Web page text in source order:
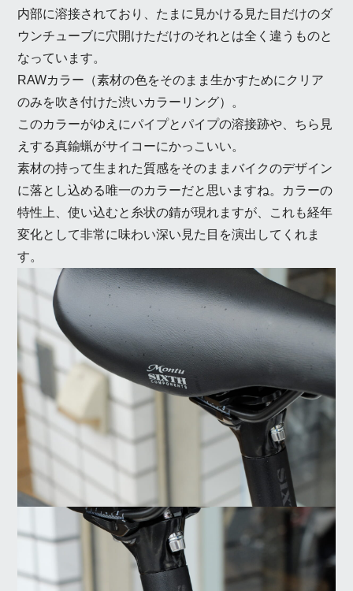
内部に溶接されており、たまに見かける見た目だけのダ
ウンチューブに穴開けただけのそれとは全く違うものと
なっています。
RAWカラー（素材の色をそのまま生かすためにクリア
のみを吹き付けた渋いカラーリング）。
このカラーがゆえにパイプとパイプの溶接跡や、ちら見
えする真鍮蝋がサイコーにかっこいい。
素材の持って生まれた質感をそのままバイクのデザイン
に落とし込める唯一のカラーだと思いますね。カラーの
特性上、使い込むと糸状の錆が現れますが、これも経年
変化として非常に味わい深い見た目を演出してくれま
す。